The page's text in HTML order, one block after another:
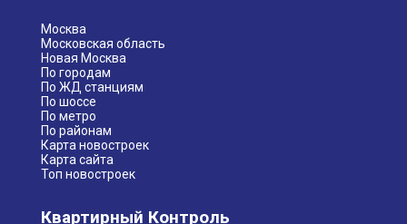
Москва
Московская область
Новая Москва
По городам
По ЖД станциям
По шоссе
По метро
По районам
Карта новостроек
Карта сайта
Топ новостроек
Квартирный Контроль